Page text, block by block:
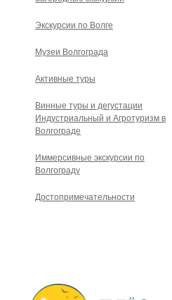
Экскурсии по Волге
Музеи Волгограда
Активные туры
Винные туры и дегустации
Индустриальный и Агротуризм в
Волгограде
Иммерсивные экскурсии по
Волгограду
Достопримечательности